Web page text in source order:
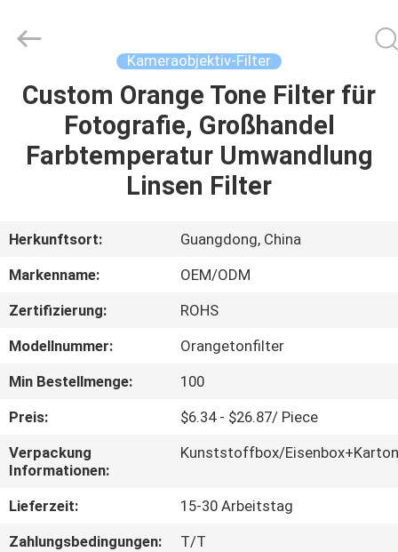
HAUS
PRODUKTE
UNS
AUSFLUG
QUALITÄTSKONTROLLE
TRETEN
SIE
MIT
UNS
Ltd..
Kameraobjektiv-Filter
Custom Orange Tone Filter für
Fotografie, Großhandel
Farbtemperatur Umwandlung
Linsen Filter
Herkunftsort:
Guangdong, China
Markenname:
OEM/ODM
Zertifizierung:
ROHS
Modellnummer:
Orangetonfilter
Min Bestellmenge:
100
Preis:
$6.34 - $26.87/ Piece
Verpackung
Informationen:
Kunststoffbox/
Lieferzeit:
15-30 Arbeitstag
Zahlungsbedingungen:
T/T